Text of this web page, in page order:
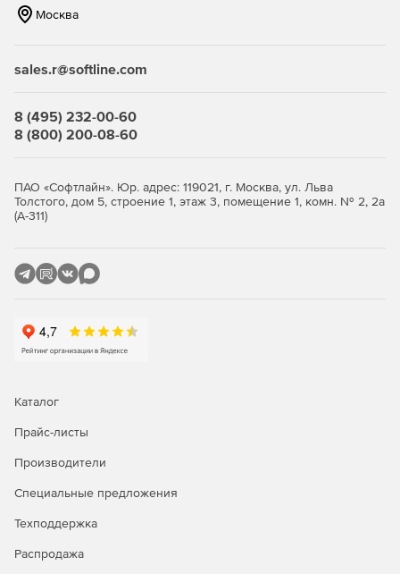
Москва
sales.r@softline.com
8 (495) 232-00-60
8 (800) 200-08-60
ПАО «Софтлайн». Юр. адрес: 119021, г. Москва, ул. Льва
Толстого, дом 5, строение 1, этаж 3, помещение 1, комн. № 2, 2а
(А-311)
Каталог
Прайс-листы
Производители
Специальные предложения
Техподдержка
Распродажа